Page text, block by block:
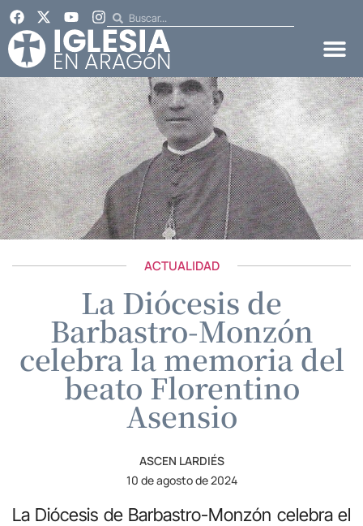
ACTUALIDAD
La Diócesis de
Barbastro-Monzón
celebra la memoria del
beato Florentino
Asensio
ASCEN LARDIÉS
10 de agosto de 2024
La Diócesis de Barbastro-Monzón celebra el